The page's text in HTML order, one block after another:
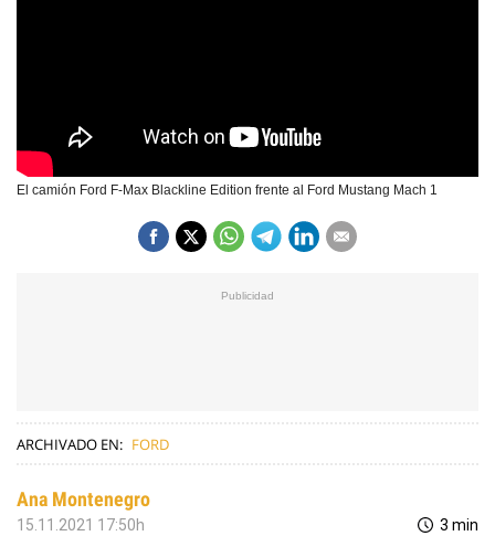
El camión Ford F-Max Blackline Edition frente al Ford Mustang Mach 1
ARCHIVADO EN: FORD
Ana Montenegro
15.11.2021 17:50h 3 min